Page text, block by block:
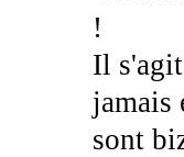
!
Il
jamais
sont